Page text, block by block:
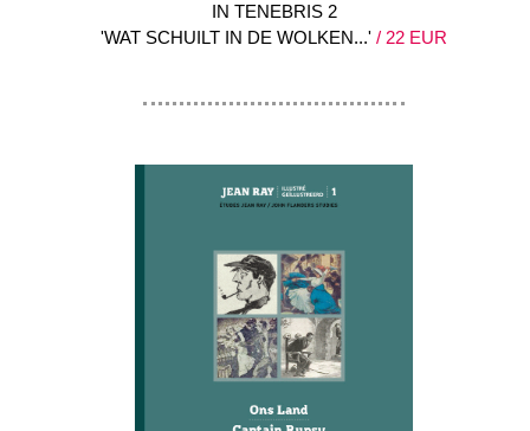
IN TENEBRIS 2
'WAT SCHUILT IN DE WOLKEN...' / 22 EUR